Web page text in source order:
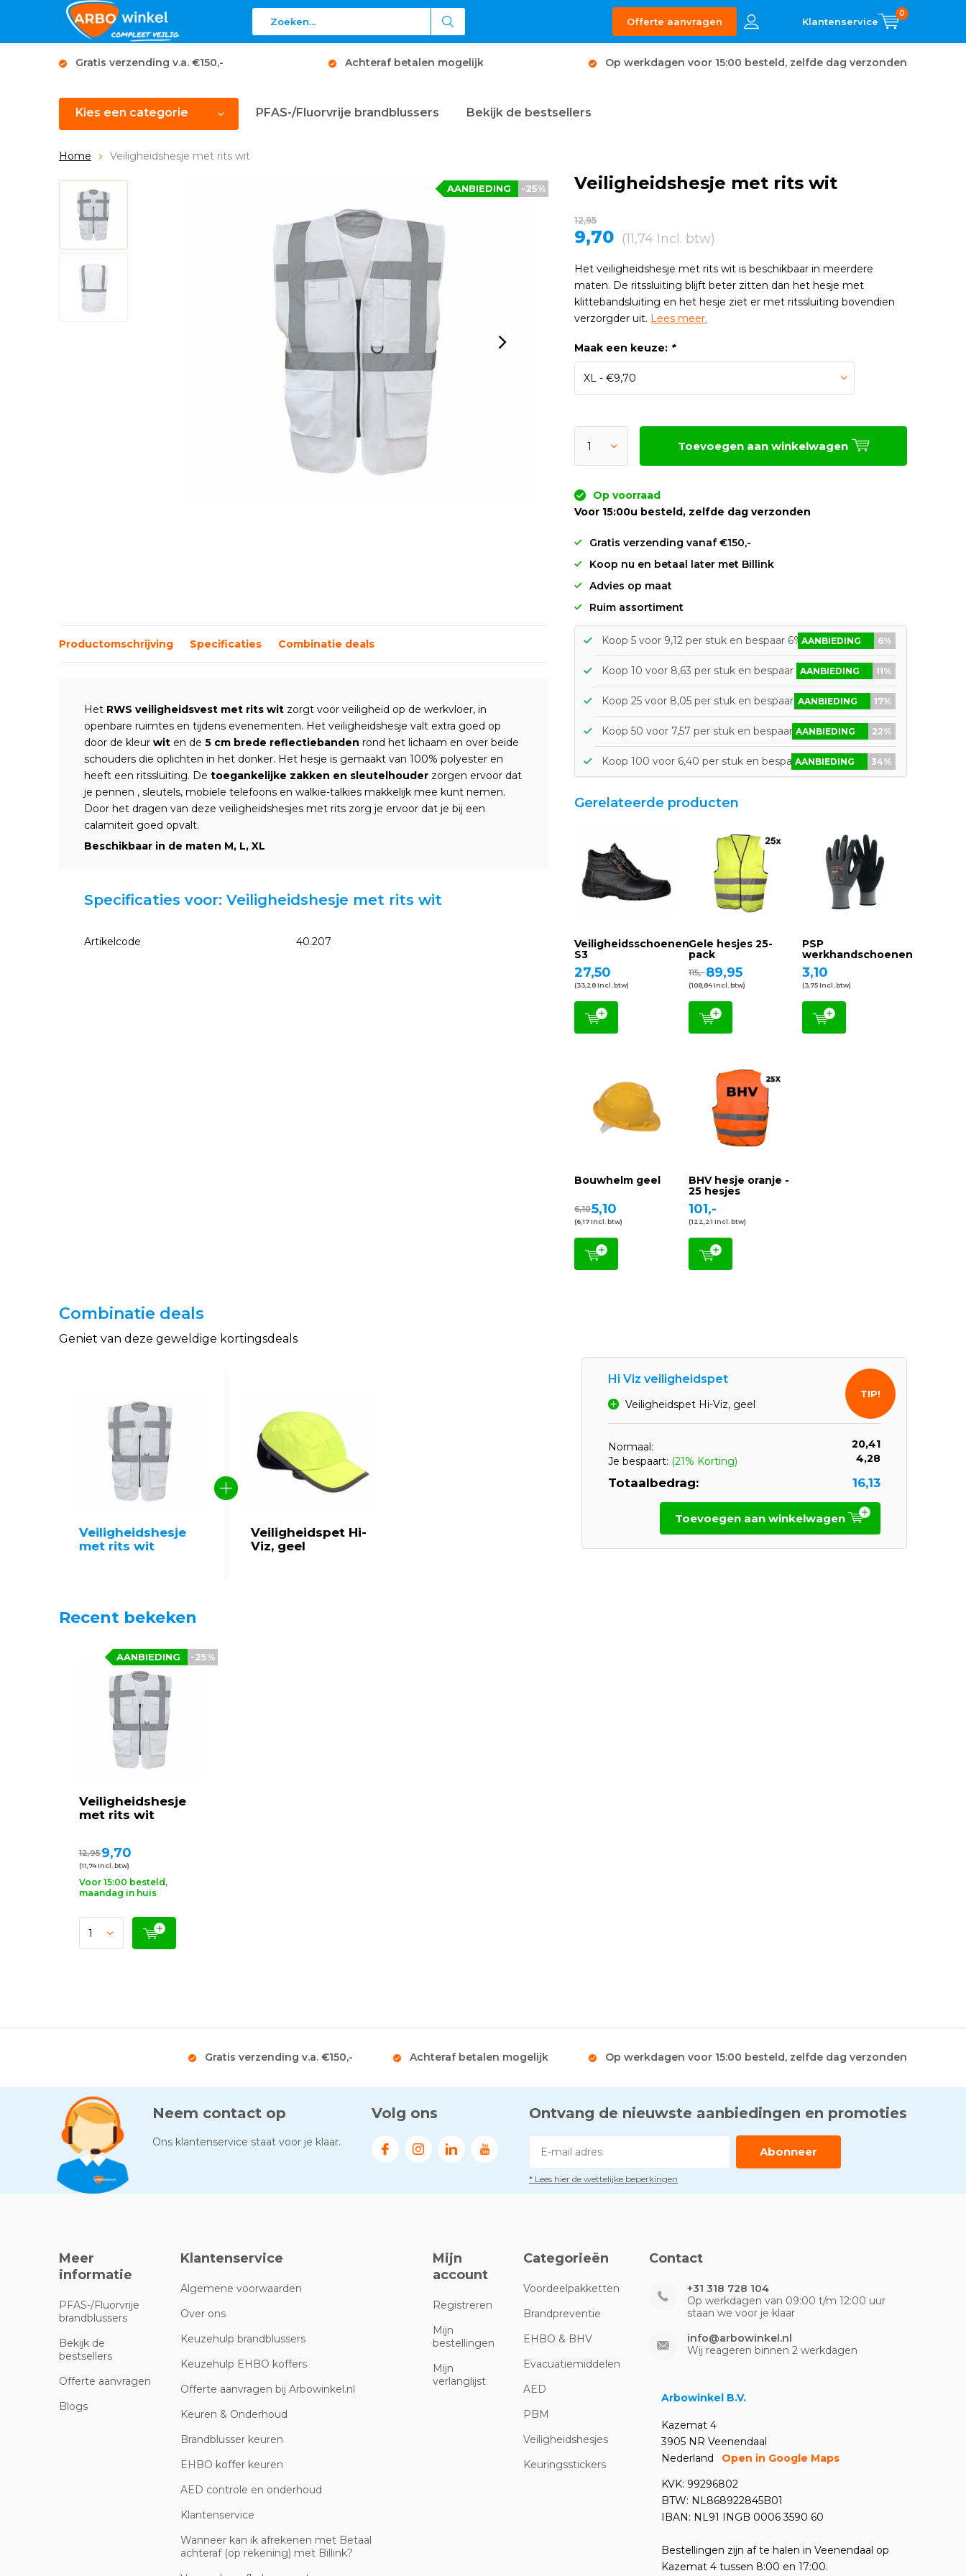
Offerte aanvragen
0
Gratis verzending v.a. €150,- Achteraf betalen mogelijk Op werkdagen voor 15:00 besteld, zelfde dag verzonden
Kies een categorie PFAS-/Fluorvrije brandblussers Bekijk de bestsellers
Home Veiligheidshesje met rits wit
-25%
AANBIEDING Veiligheidshesje met rits wit
12,95
9,70 (11,74 Incl. btw)
Het veiligheidshesje met rits wit is beschikbaar in meerdere
maten. De ritssluiting blijft beter zitten dan het hesje met
klittebandsluiting en het hesje ziet er met ritssluiting bovendien
verzorgder uit. Lees meer.
Maak een keuze: *
Toevoegen aan winkelwagen
Op voorraad
Voor 15:00u besteld, zelfde dag verzonden
Gratis verzending vanaf €150,-
Koop nu en betaal later met Billink
Advies op maat
Ruim assortiment
Productomschrijving Specificaties Combinatie deals
Het RWS veiligheidsvest met rits wit zorgt voor veiligheid op de werkvloer, in
openbare ruimtes en tijdens evenementen. Het veiligheidshesje valt extra goed op
door de kleur wit en de 5 cm brede reflectiebanden rond het lichaam en over beide
schouders die oplichten in het donker. Het hesje is gemaakt van 100% polyester en
heeft een ritssluiting. De toegankelijke zakken en sleutelhouder zorgen ervoor dat
je pennen , sleutels, mobiele telefoons en walkie-talkies makkelijk mee kunt nemen.
Door het dragen van deze veiligheidshesjes met rits zorg je ervoor dat je bij een
calamiteit goed opvalt.
Beschikbaar in de maten M, L, XL
Specificaties voor: Veiligheidshesje met rits wit
Artikelcode 40.207
Koop 5 voor 9,12 per stuk en bespaar 6%AANBIEDING 6%
Koop 10 voor 8,63 per stuk en bespaar 11%AANBIEDING 11%
Koop 25 voor 8,05 per stuk en bespaar 17%AANBIEDING 17%
Koop 50 voor 7,57 per stuk en bespaar 22%AANBIEDING 22%
Koop 100 voor 6,40 per stuk en bespaar 34%
AANBIEDING 34%
Gerelateerde producten
Veiligheidsschoenen
S3
27,50
(33,28 Incl. btw)
Gele hesjes 25-
pack
115,-89,95
(108,84 Incl. btw)
PSP
werkhandschoenen
3,10
(3,75 Incl. btw)
Bouwhelm geel
6,105,10
(6,17 Incl. btw)
BHV hesje oranje -
25 hesjes
101,-
(122,21 Incl. btw)
Combinatie deals
Geniet van deze geweldige kortingsdeals
Veiligheidshesje
met rits wit
Veiligheidspet Hi-
Viz, geel
Hi Viz veiligheidspet
Veiligheidspet Hi-Viz, geel
Normaal:
20,41
Je bespaart: (21% Korting) 4,28
Totaalbedrag: 16,13
TIP!
Toevoegen aan winkelwagen
Recent bekeken
Veiligheidshesje
met rits wit
-25%
AANBIEDING
12,959,70
(11,74 Incl. btw)
Voor 15:00 besteld,
maandag in huis
Gratis verzending v.a. €150,- Achteraf betalen mogelijk Op werkdagen voor 15:00 besteld, zelfde dag verzonden
Neem contact op
Ons klantenservice staat voor je klaar.
Volg ons Ontvang de nieuwste aanbiedingen en promoties
Abonneer
* Lees hier de wettelijke beperkingen
Meer
informatie
PFAS-/Fluorvrije
brandblussers
Bekijk de
bestsellers
Offerte aanvragen
Blogs
Klantenservice
Algemene voorwaarden
Over ons
Keuzehulp brandblussers
Keuzehulp EHBO koffers
Offerte aanvragen bij Arbowinkel.nl
Keuren & Onderhoud
Brandblusser keuren
EHBO koffer keuren
AED controle en onderhoud
Klantenservice
Wanneer kan ik afrekenen met Betaal
achteraf (op rekening) met Billink?
Mijn
account
Registreren
Mijn
bestellingen
Mijn
verlanglijst
Categorieën
Voordeelpakketten
Brandpreventie
EHBO & BHV
Evacuatiemiddelen
AED
PBM
Veiligheidshesjes
Keuringsstickers
Contact
+31 318 728 104
Op werkdagen van 09:00 t/m 12:00 uur
staan we voor je klaar
info@arbowinkel.nl
Wij reageren binnen 2 werkdagen
Arbowinkel B.V.
Kazemat 4
3905 NR Veenendaal
Nederland
Open in Google Maps
KVK: 99296802
BTW: NL868922845B01
IBAN: NL91 INGB 0006 3590 60
Bestellingen zijn af te halen in Veenendaal op
Kazemat 4 tussen 8:00 en 17:00.